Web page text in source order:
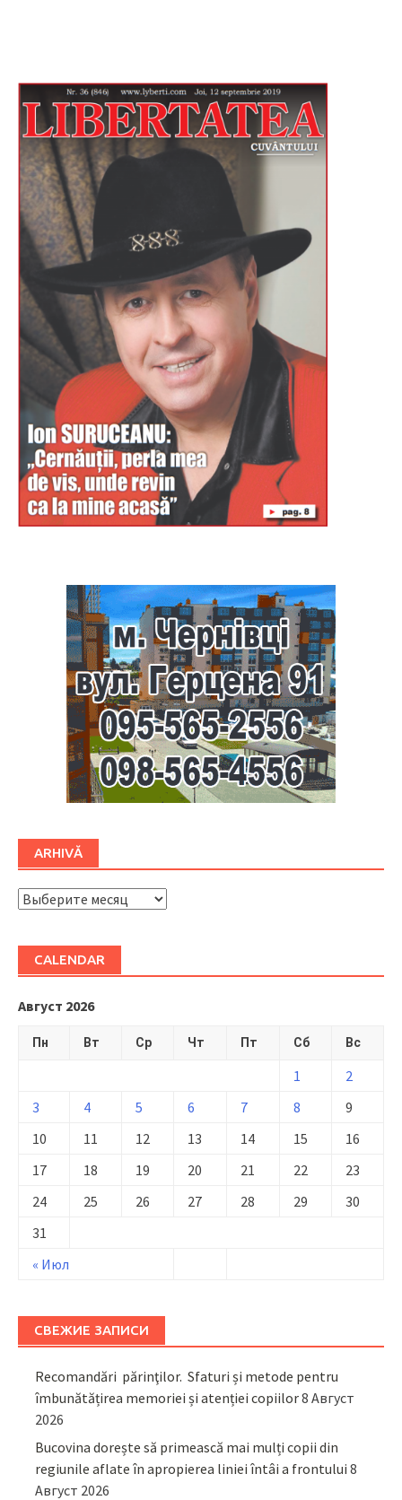
ARHIVĂ
ARHIVĂ
CALENDAR
Август 2026
Пн Вт Ср Чт Пт Сб Вс
« Июл
1
2
3
4 5 6 7 8
9
10
11 12 13 14 15
16
17
18 19 20 21 22
23
24
25 26 27 28 29
30
31
СВЕЖИЕ ЗАПИСИ
Recomandări părinţilor. Sfaturi și metode pentru
îmbunătățirea memoriei și atenției copiilor8 Август
2026
Bucovina dorește să primească mai mulți copii din
regiunile aflate în apropierea liniei întâi a frontului 8
Август 2026